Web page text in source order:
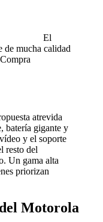
El
de mucha calidad
atrevida
batería gigante y
y el soporte
resto del
Un gama alta
priorizan
Motorola